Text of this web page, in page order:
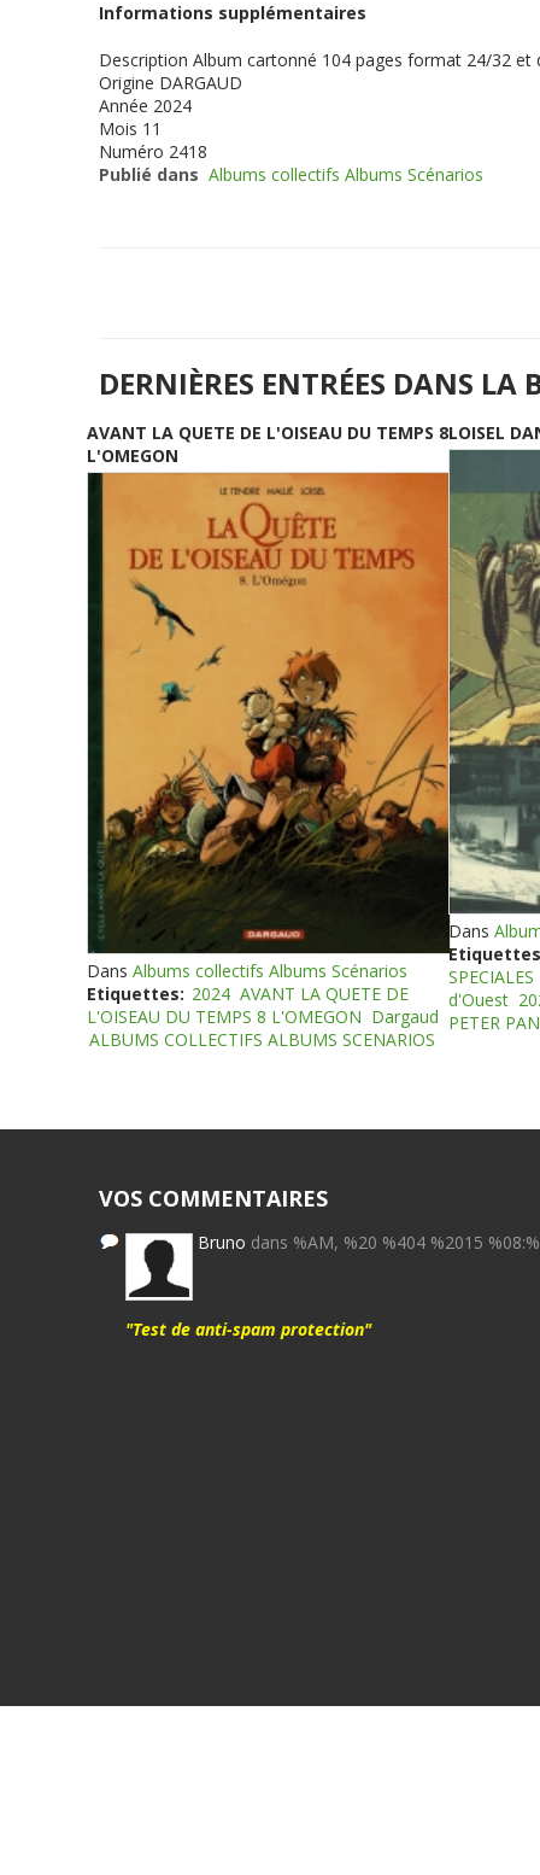
Informations supplémentaires
Description Album cartonné 104 pages format 24/32 et
Origine DARGAUD
Année 2024
Mois 11
Numéro 2418
Publié dans Albums collectifs Albums Scénarios
DERNIÈRES ENTRÉES DANS LA
AVANT LA QUETE DE L'OISEAU DU TEMPS 8
L'OMEGON
Dans Albums collectifs Albums Scénarios
Etiquettes: 2024 AVANT LA QUETE DE
L'OISEAU DU TEMPS 8 L'OMEGON Dargaud
ALBUMS COLLECTIFS ALBUMS SCENARIOS
LOISEL
Dans
SPECIALES
d'Ouest
PETER PAN
VOS COMMENTAIRES
Bruno dans %AM, %20 %404 %2015
"Test de anti-spam protection"